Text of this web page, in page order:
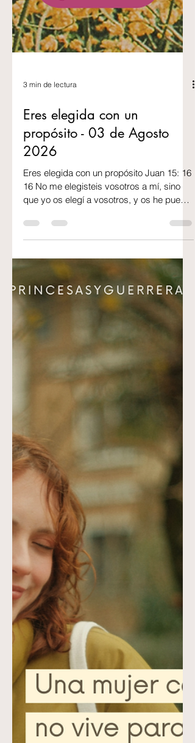
3 min de lectura
Eres elegida con un
propósito - 03 de Agosto
2026
Eres elegida con un propósito Juan 15: 16
16 No me elegisteis vosotros a mí, sino
fruto permanezca; para que todo lo que
pidiereis al Padre en mi nombre, él os lo
dé. ¿Alguna vez te has sentido invisible?
¿Como si tu nombre permaneciera al final
de la lista, sin que nadie lo llamara y ni
siquiera notado, como si estuvieras en el
trasfondo mientras otras personas fueron
seleccionadas? Si es a